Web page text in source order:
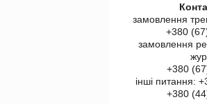
замовлення
+380
замовлення
+380
інші питання:
+380